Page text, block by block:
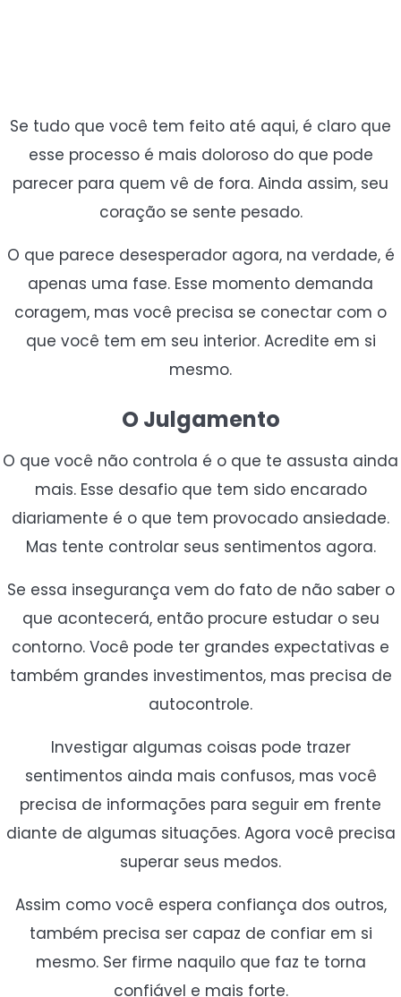
Se tudo que você tem feito até aqui, é claro que
esse processo é mais doloroso do que pode
parecer para quem vê de fora. Ainda assim, seu
coração se sente pesado.
O que parece desesperador agora, na verdade, é
apenas uma fase. Esse momento demanda
coragem, mas você precisa se conectar com o
que você tem em seu interior. Acredite em si
mesmo.
O Julgamento
O que você não controla é o que te assusta ainda
mais. Esse desafio que tem sido encarado
diariamente é o que tem provocado ansiedade.
Mas tente controlar seus sentimentos agora.
Se essa insegurança vem do fato de não saber o
que acontecerá, então procure estudar o seu
contorno. Você pode ter grandes expectativas e
também grandes investimentos, mas precisa de
autocontrole.
Investigar algumas coisas pode trazer
sentimentos ainda mais confusos, mas você
precisa de informações para seguir em frente
diante de algumas situações. Agora você precisa
superar seus medos.
Assim como você espera confiança dos outros,
também precisa ser capaz de confiar em si
mesmo. Ser firme naquilo que faz te torna
confiável e mais forte.